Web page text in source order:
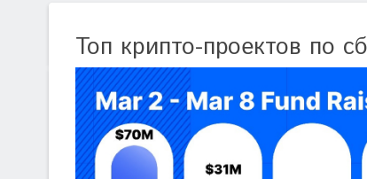
Топ крипто-проектов по